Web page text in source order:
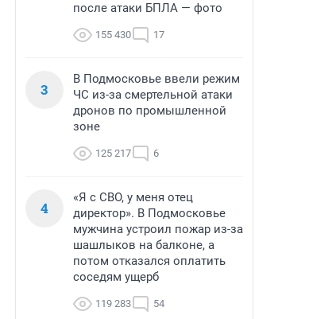
после атаки БПЛА — фото
155 430 17
3
В Подмосковье ввели режим
ЧС из-за смертельной атаки
дронов по промышленной
зоне
125 217 6
4
«Я с СВО, у меня отец
директор». В Подмосковье
мужчина устроил пожар из-за
шашлыков на балконе, а
потом отказался оплатить
соседям ущерб
119 283 54